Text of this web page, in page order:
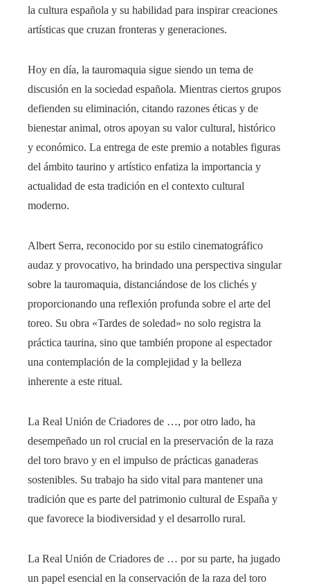
la cultura española y su habilidad para inspirar creaciones
artísticas que cruzan fronteras y generaciones.
Hoy en día, la tauromaquia sigue siendo un tema de
discusión en la sociedad española. Mientras ciertos grupos
defienden su eliminación, citando razones éticas y de
bienestar animal, otros apoyan su valor cultural, histórico
y económico. La entrega de este premio a notables figuras
del ámbito taurino y artístico enfatiza la importancia y
actualidad de esta tradición en el contexto cultural
moderno.
Albert Serra, reconocido por su estilo cinematográfico
audaz y provocativo, ha brindado una perspectiva singular
sobre la tauromaquia, distanciándose de los clichés y
proporcionando una reflexión profunda sobre el arte del
toreo. Su obra «Tardes de soledad» no solo registra la
práctica taurina, sino que también propone al espectador
una contemplación de la complejidad y la belleza
inherente a este ritual.
La Real Unión de Criadores de …, por otro lado, ha
desempeñado un rol crucial en la preservación de la raza
del toro bravo y en el impulso de prácticas ganaderas
sostenibles. Su trabajo ha sido vital para mantener una
tradición que es parte del patrimonio cultural de España y
que favorece la biodiversidad y el desarrollo rural.
La Real Unión de Criadores de … por su parte, ha jugado
un papel esencial en la conservación de la raza del toro